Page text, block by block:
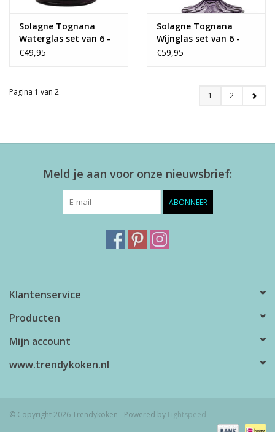
Solagne Tognana
Waterglas set van 6 -
vintage paars
€49,95
Solagne Tognana
Wijnglas set van 6 -
vintage paars
€59,95
Pagina 1 van 2 1 2
Meld je aan voor onze nieuwsbrief:
ABONNEER
Klantenservice
Producten
Mijn account
www.trendykoken.nl
© Copyright 2026 Trendykoken - Powered by Lightspeed